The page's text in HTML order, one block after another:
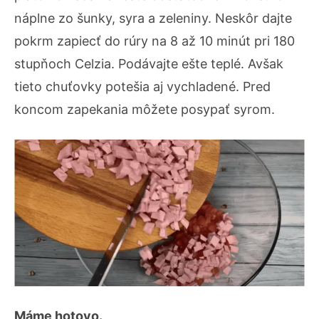
náplne zo šunky, syra a zeleniny. Neskôr dajte
pokrm zapiecť do rúry na 8 až 10 minút pri 180
stupňoch Celzia. Podávajte ešte teplé. Avšak
tieto chuťovky potešia aj vychladené. Pred
koncom zapekania môžete posypať syrom.